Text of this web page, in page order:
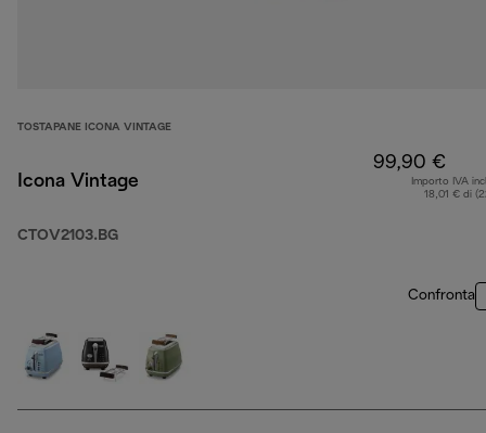
TOSTAPANE ICONA VINTAGE
Icona Vintage
CTOV2103.BG
99,90 €
Importo IVA
18,01 € di
Confronta